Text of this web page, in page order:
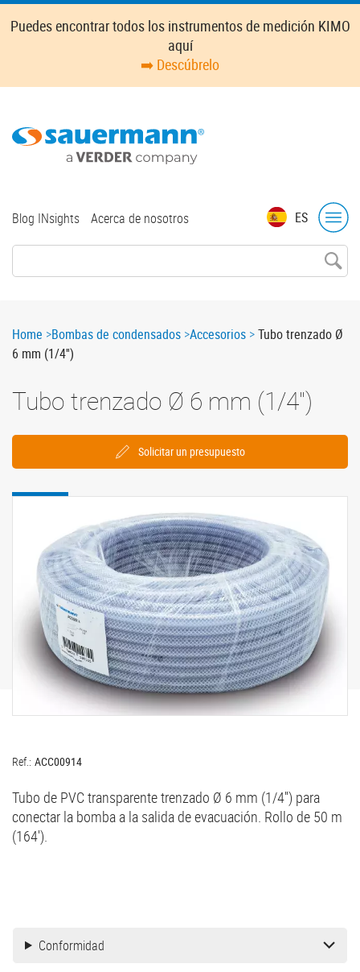
Skip
Puedes encontrar todos los instrumentos de medición KIMO
aquí
➡️ Descúbrelo
ES
Top
Blog INsights Acerca de nosotros
Breadcrumb
Home Bombas de condensados Accesorios
Tubo trenzado Ø
6 mm (1/4'')
Tubo trenzado Ø 6 mm (1/4'')
Solicitar un presupuesto
Ref.: ACC00914
Tubo de PVC transparente trenzado Ø 6 mm (1/4'') para
conectar la bomba a la salida de evacuación. Rollo de 50 m
(164').
Conformidad